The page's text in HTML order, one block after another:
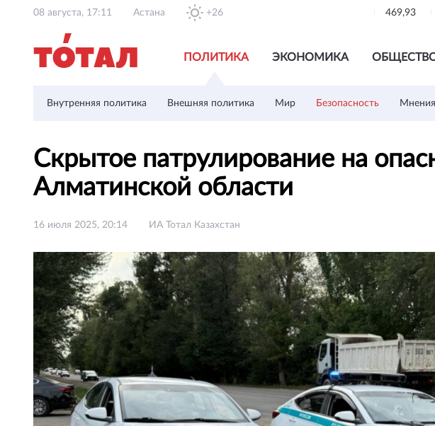
08 августа, 17:11 Астана +26 469,93
ПОЛИТИКА ЭКОНОМИКА
Внутренняя политика Внешняя политика Мир Безопасность Мнения
Скрытое патрулирование на
Алматинской области
16 июля 2025, 20:14 ИА Тотал Казахстан